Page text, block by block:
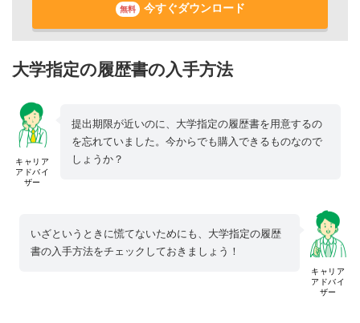
無料 今すぐダウンロード
大学指定の履歴書の入手方法
キャリア
アドバイ
ザー
提出期限が近いのに、大学指定の履歴書を用意するの
を忘れていました。今からでも購入できるものなので
しょうか？
キャリア
アドバイ
ザー
いざというときに慌てないためにも、大学指定の履歴
書の入手方法をチェックしておきましょう！